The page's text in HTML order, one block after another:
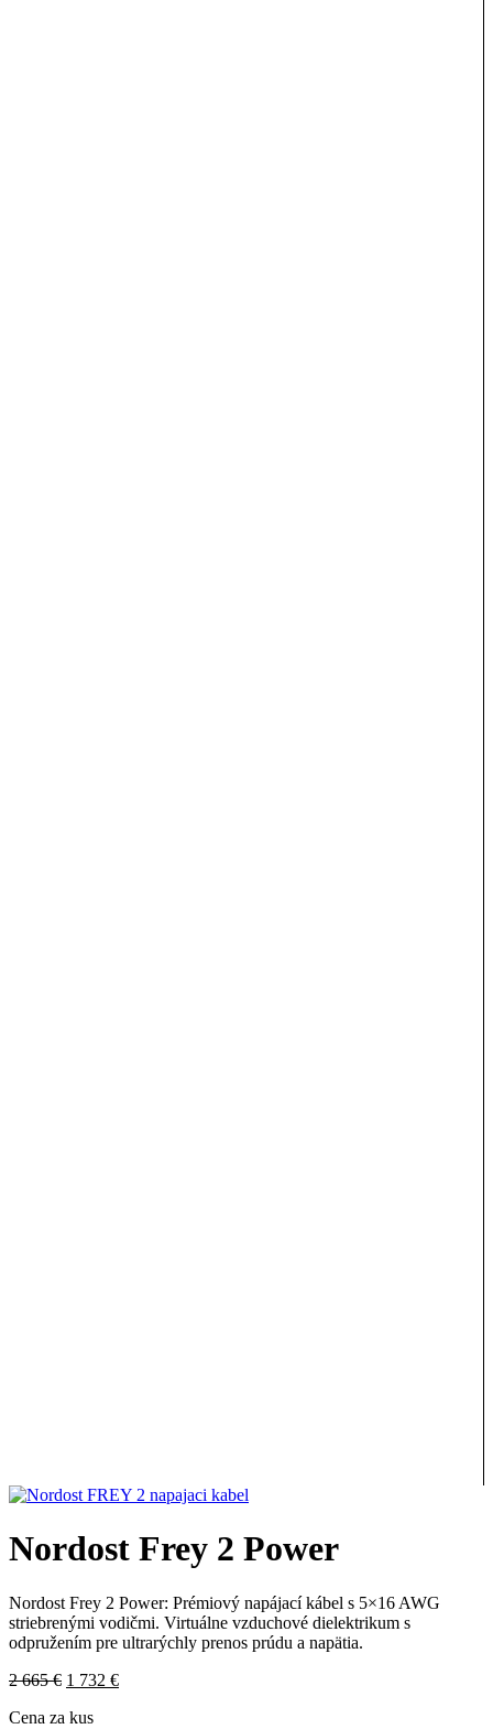
Nordost Frey 2 Power
Nordost Frey 2 Power: Prémiový napájací kábel s 5×16 AWG
striebrenými vodičmi. Virtuálne vzduchové dielektrikum s
odpružením pre ultrarýchly prenos prúdu a napätia.
2 665€ Pôvodná
bola:
1 732 €Aktuálna
Cena za kus